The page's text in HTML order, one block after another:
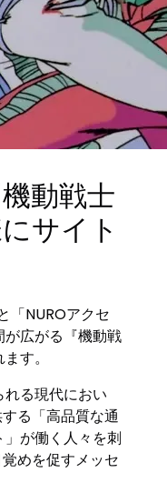
動戦士
サイト
「NUROアクセ
広がる『機動戦
す。
る現代におい
る「高品質な通
が働く人々を刺
めを促すメッセ